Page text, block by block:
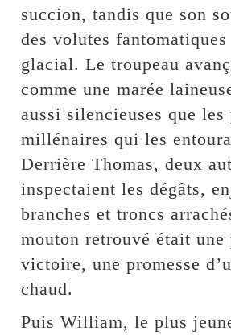
succion, tandis que son
des volutes
glacial. Le troupeau
comme une marée
aussi silencieuses que les
millénaires qui les
Derrière Thomas, deux
inspectaient les dégâts,
branches et troncs
mouton retrouvé était une
victoire, une promesse
chaud.
Puis William, le plus